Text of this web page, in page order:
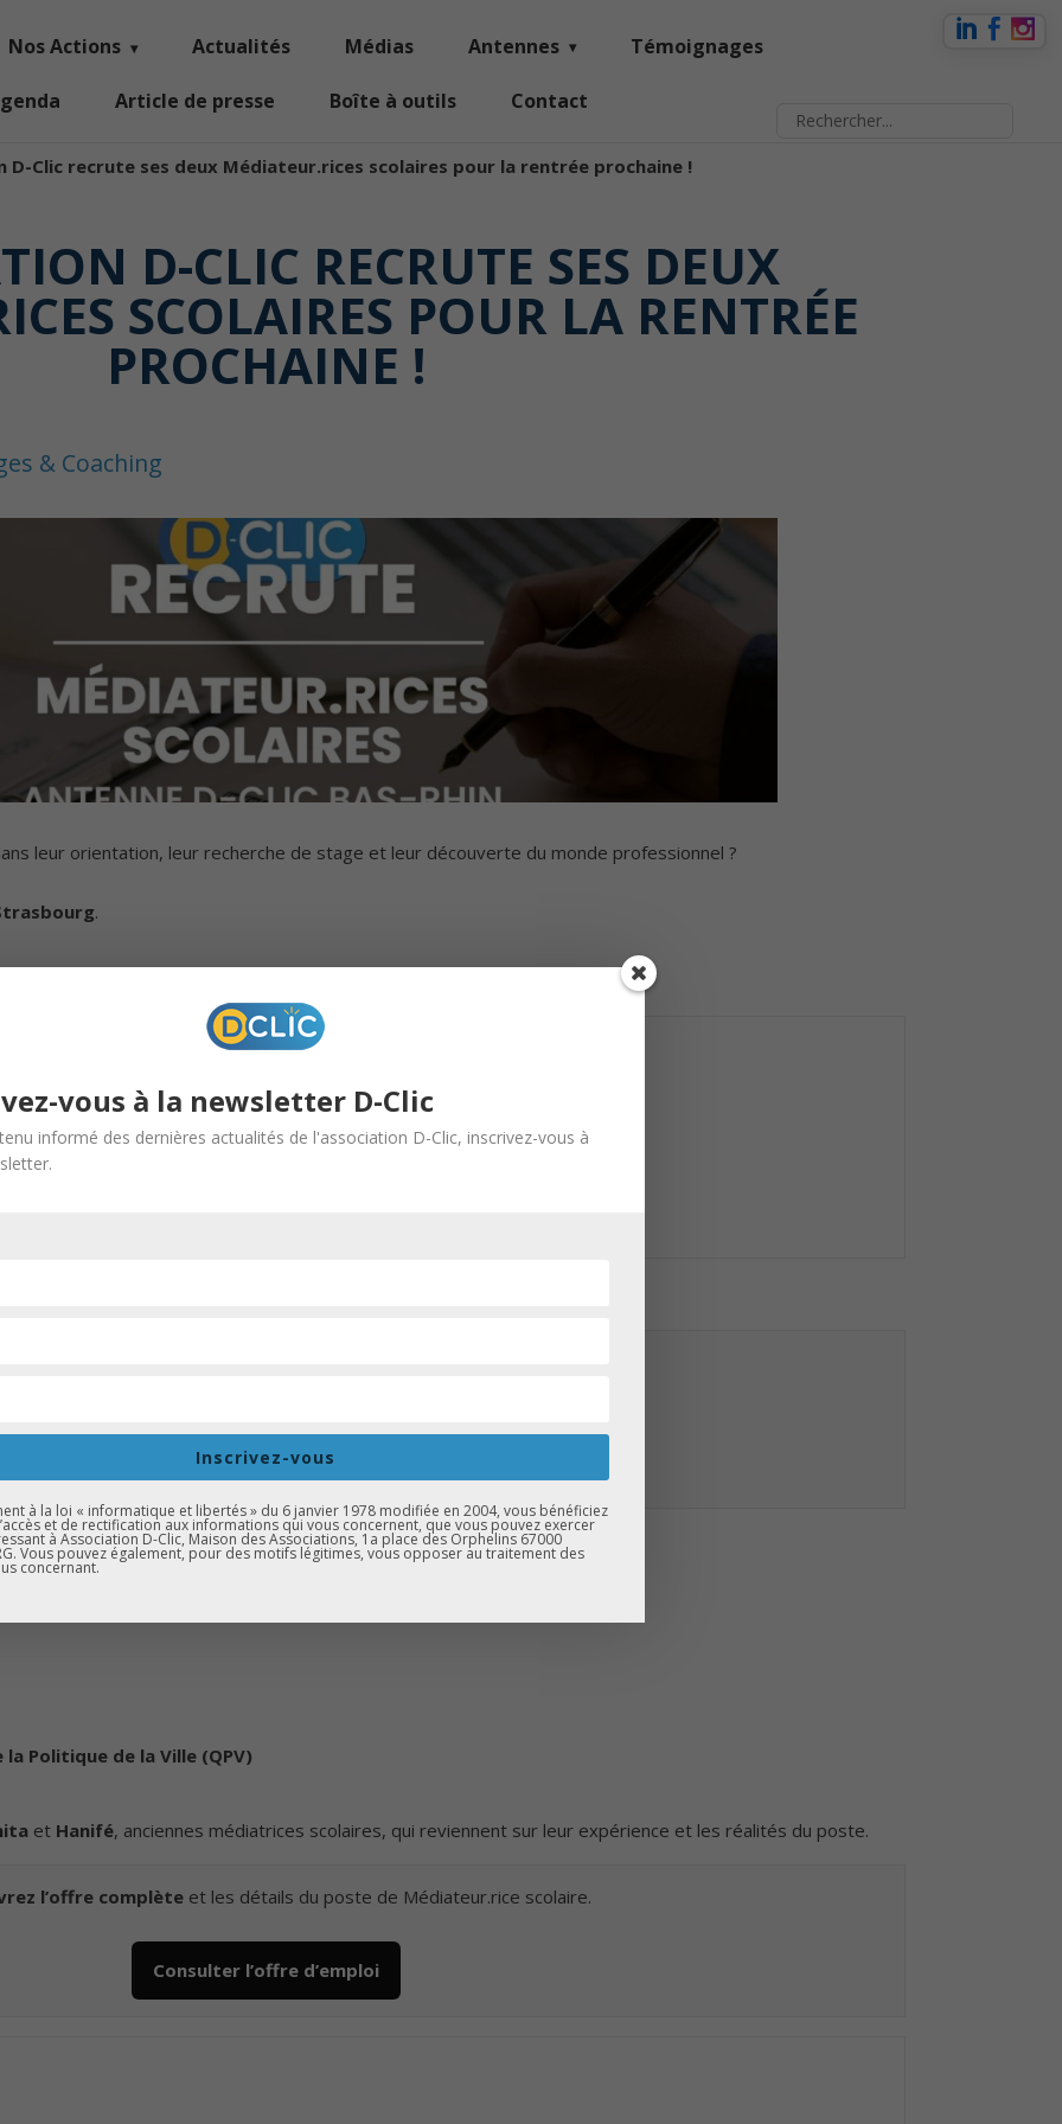
Nos Actions Actualités Médias Antennes Témoignages
Article de presse Boîte à outils Contact
D-Clic recrute ses deux Médiateur.rices scolaires pour la rentrée prochaine !
D-CLIC RECRUTE SES DEUX
SCOLAIRES POUR LA RENTRÉE
PROCHAINE !
& Coaching
leur orientation, leur recherche de stage et leur découverte du monde professionnel ?
.
de stage
découverte des métiers
menées
Relais
Politique de la Ville (QPV)
et Hanifé, anciennes médiatrices scolaires, qui reviennent sur leur expérience et les réalités du poste.
l’offre complèteet les détails du poste de Médiateur.rice scolaire.
Consulter l’offre d’emploi
vous à la newsletter D-Clic
informé des dernières actualités de l'association D-Clic, inscrivez-vous à
Inscrivez-vous
à la loi « informatique et libertés » du 6 janvier 1978 modifiée en 2004, vous bénéficiez
et de rectification aux informations qui vous concernent, que vous pouvez exercer
à Association D-Clic, Maison des Associations, 1a place des Orphelins 67000
Vous pouvez également, pour des motifs légitimes, vous opposer au traitement des
concernant.